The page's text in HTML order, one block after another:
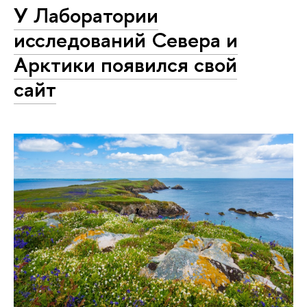
У Лаборатории
исследований Севера и
Арктики появился свой
сайт